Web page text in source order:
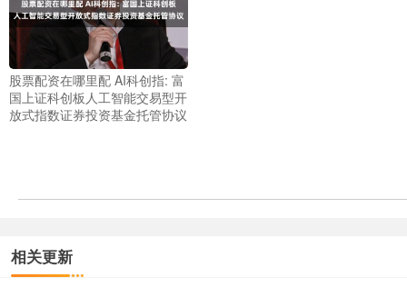
股票配资在哪里配 AI科创指: 富
国上证科创板人工智能交易型开
放式指数证券投资基金托管协议
相关更新